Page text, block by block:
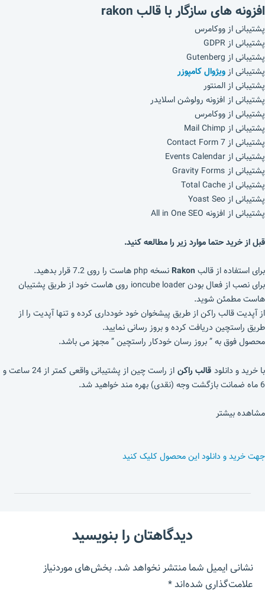
افزونه های سازگار با قالب rakon
پشتیبانی از ووکامرس
پشتیبانی از GDPR
پشتیبانی از Gutenberg
پشتیبانی ازویژوال کامپوزر
پشتیبانی از المنتور
پشتیبانی از افزونه رولوشن اسلایدر
پشتیبانی از ووکامرس
پشتیبانی از Mail Chimp
پشتیبانی از Contact Form 7
پشتیبانی از Events Calendar
پشتیبانی از Gravity Forms
پشتیبانی از Total Cache
پشتیبانی از Yoast Seo
پشتیبانی از افزونه All in One SEO
قبل از خرید حتما موارد زیر را مطالعه کنید.
برای استفاده از قالب Rakon نسخه php هاست را روی 7.2 قرار بدهید.
برای نصب از فعال بودن ioncube loader روی هاست خود از طریق پشتیبان
هاست مطمئن شوید.
از آپدیت قالب راکن از طریق پیشخوان خود خودداری کرده و تنها آپدیت را از
طریق راستچین دریافت کرده و بروز رسانی نمایید.
محصول فوق به ” بروز رسان خودکار راستچین ” مجهز می باشد.
با خرید و دانلود قالب راکن
از راست چین از پشتیبانی واقعی کمتر از 24 ساعت و
6 ماه ضمانت بازگشت وجه (نقدی) بهره مند خواهید شد.
مشاهده بیشتر
جهت خرید و دانلود این محصول کلیک کنید
دیدگاهتان را بنویسید
نشانی ایمیل شما منتشر نخواهد شد.بخش‌های موردنیاز
علامت‌گذاری شده‌اند*